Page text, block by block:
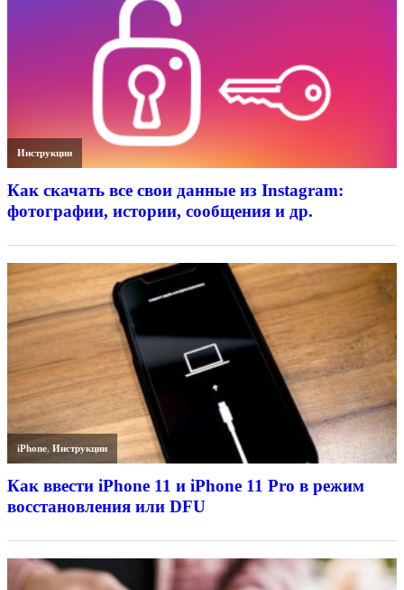
Инструкции
Как скачать все свои данные из Instagram:
фотографии, истории, сообщения и др.
iPhone,Инструкции
Как ввести iPhone 11 и iPhone 11 Pro в режим
восстановления или DFU